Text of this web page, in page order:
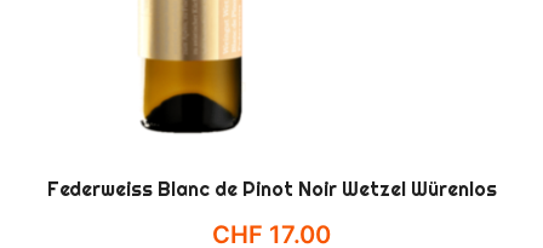
Federweiss Blanc de Pinot Noir Wetzel Würenlos
CHF 17.00